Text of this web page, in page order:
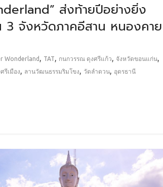
ส่งท้ายปีอย่างยิ่ง
3 จังหวัดภาคอีสาน หนองคาย
Wonderland , TAT, กนกวรรณ ดุงศรีแก้ว, จังหวัดขอนแก่น,
รีเมือง, ลานวัฒนธรรมริมโขง, วัดลำดวน, อุดรธานี